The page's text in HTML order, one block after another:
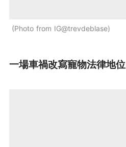
Photo from IG@trevdeblase
一場車禍改寫寵物法律地位